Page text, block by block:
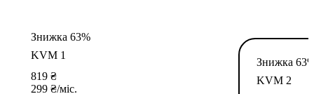
Знижка 63%
KVM 1
819 ₴
299 ₴/міс.
Знижка
KVM 2